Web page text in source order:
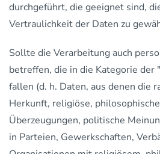
durchgeführt, die geeignet sind,
Vertraulichkeit der Daten zu
Sollte die Verarbeitung auch
betreffen, die in die Kategorie der
fallen (d. h. Daten, aus denen die
Herkunft, religiöse,
Überzeugungen, politische
in Parteien, Gewerkschaften,